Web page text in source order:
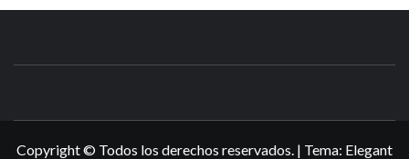
Copyright © Todos los derechos reservados. | Tema: Elegant